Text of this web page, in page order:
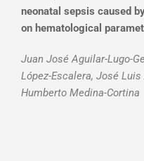
neonatal sepsis caused
on hematological
Juan José Aguilar-Lugo-
López-Escalera, José
Humberto Medina-Cortina